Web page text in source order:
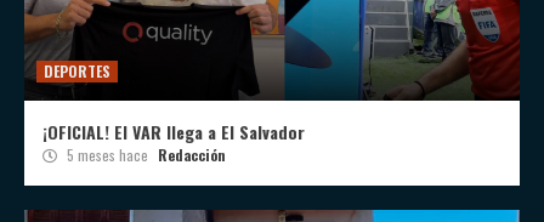
DEPORTES
¡OFICIAL! El VAR llega a El Salvador
5 meses hace Redacción